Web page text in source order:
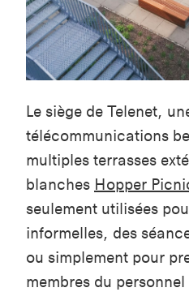
Le siège de Telenet,
télécommunications
multiples terrasses
blanches Hopper
seulement utilisées
informelles, des
ou simplement pour
membres du